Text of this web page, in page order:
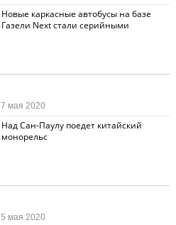
Новые каркасные автобусы на базе
Газели Next стали серийными
Над Сан-Паулу поедет китайский
монорельс
7 мая 2020
5 мая 2020